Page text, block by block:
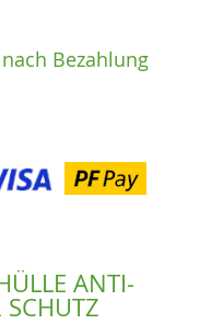
Bezahlung
ANTI-
SCHUTZ